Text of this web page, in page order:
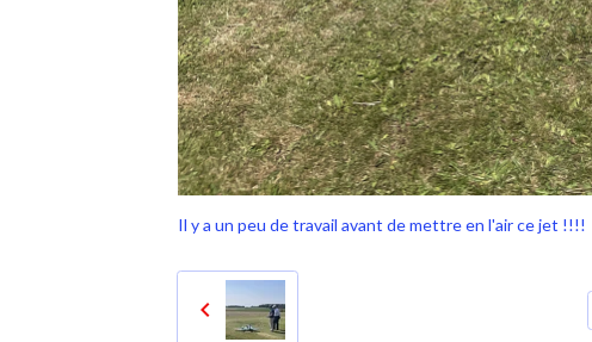
Il y a un peu de travail avant de mettre en l'air ce jet !!!!